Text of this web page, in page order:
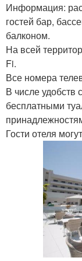
Информация:
гостей бар,
балконом.
На всей
Fi.
Все номера
В числе удобств
бесплатными
Гости отеля